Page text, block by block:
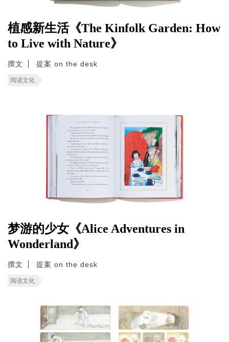
植感新生活《The Kinfolk Garden: How
to Live with Nature》
撰文 提案 on the desk
阅读文化
梦游的少女《Alice Adventures in
Wonderland》
撰文 提案 on the desk
阅读文化